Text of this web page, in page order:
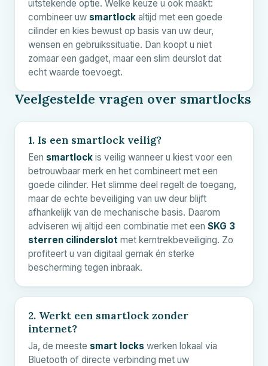
uitstekende optie. Welke keuze u ook maakt:
combineer uw smartlock altijd met een goede
cilinder en kies bewust op basis van uw deur,
wensen en gebruikssituatie. Dan koopt u niet
zomaar een gadget, maar een slim deurslot dat
echt waarde toevoegt.
Veelgestelde vragen over smartlocks
1. Is een smartlock veilig?
Een smartlock is veilig wanneer u kiest voor een
betrouwbaar merk en het combineert met een
goede cilinder. Het slimme deel regelt de toegang,
maar de echte beveiliging van uw deur blijft
afhankelijk van de mechanische basis. Daarom
adviseren wij altijd een combinatie met een SKG 3
sterren cilinderslot met kerntrekbeveiliging. Zo
profiteert u van digitaal gemak én sterke
bescherming tegen inbraak.
2. Werkt een smartlock zonder
internet?
Ja, de meeste smart locks werken lokaal via
Bluetooth of directe verbinding met uw